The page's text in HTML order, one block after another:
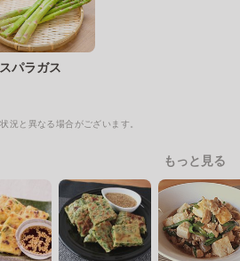
パラガス
況と異なる場合がございます。
もっと見る